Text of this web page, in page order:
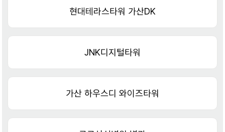
현대테라스타워 가산DK
JNK디지털타워
가산 하우스디 와이즈타워